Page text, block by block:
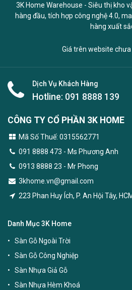
3K Home Warehouse - Siêu thị kho
hàng đầu, tích hợp công nghệ 4.0,
hàng xuất
Giá trên website chưa
Dịch Vụ Khách Hàng
Hotline: 091 8888 139
CÔNG TY CỔ PHẦN 3K HOME
Mã Số Thuế: 0315562771
091 8888 473 - Ms Phương Anh
0913 8888 23 - Mr Phong
3khome.vn@gmail.com
223 Phan Huy Ích, P. An Hội Tây,
Danh Mục 3K Home
Sàn Gỗ Ngoài Trời
Sàn Gỗ Công Nghiệp
Sàn Nhựa Giả Gỗ
Sàn Nhựa Hèm Khoá